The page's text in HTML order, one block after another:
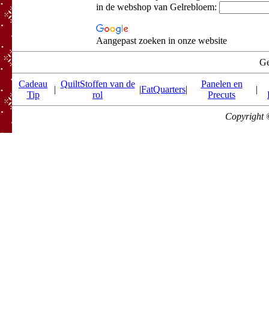
in de webshop van Gelrebloem:
Aangepast zoeken in onze website
Cadeau
Tip
|
QuiltStoffen van de
rol
|FatQuarters|
Panelen en
Precuts
|
Copyright